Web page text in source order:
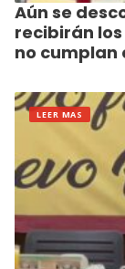
Aún se
recibirán
no cumplan
LEER MAS